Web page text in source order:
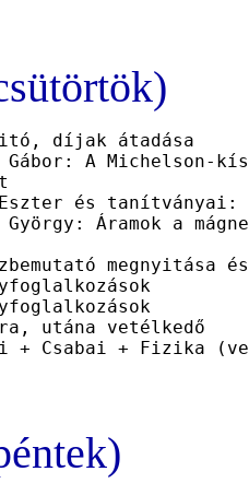
díjak átadása
A Michelson-
és tanítványai:
Áramok a
megnyitása
utána vetélkedő